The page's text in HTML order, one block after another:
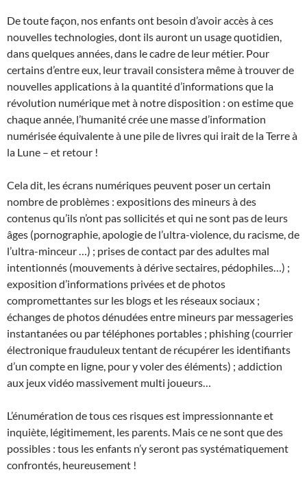
De toute façon, nos enfants ont besoin d’avoir accès à ces
nouvelles technologies, dont ils auront un usage quotidien,
dans quelques années, dans le cadre de leur métier. Pour
certains d’entre eux, leur travail consistera même à trouver de
nouvelles applications à la quantité d’informations que la
révolution numérique met à notre disposition : on estime que
chaque année, l’humanité crée une masse d’information
numérisée équivalente à une pile de livres qui irait de la Terre à
la Lune – et retour !
Cela dit, les écrans numériques peuvent poser un certain
nombre de problèmes : expositions des mineurs à des
contenus qu’ils n’ont pas sollicités et qui ne sont pas de leurs
âges (pornographie, apologie de l’ultra-violence, du racisme, de
l’ultra-minceur …) ; prises de contact par des adultes mal
intentionnés (mouvements à dérive sectaires, pédophiles…) ;
exposition d’informations privées et de photos
compromettantes sur les blogs et les réseaux sociaux ;
échanges de photos dénudées entre mineurs par messageries
instantanées ou par téléphones portables ; phishing (courrier
électronique frauduleux tentant de récupérer les identifiants
d’un compte en ligne, pour y voler des éléments) ; addiction
aux jeux vidéo massivement multi joueurs…
L’énumération de tous ces risques est impressionnante et
inquiète, légitimement, les parents. Mais ce ne sont que des
possibles : tous les enfants n’y seront pas systématiquement
confrontés, heureusement !